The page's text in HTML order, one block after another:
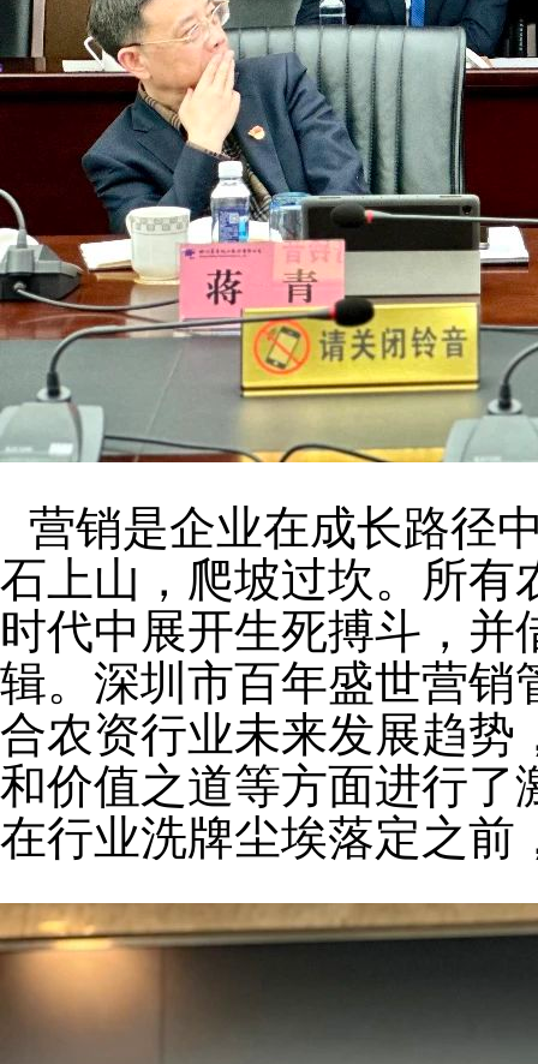
营销是企业在成长路径
石上山，爬坡过坎。所有
时代中展开生死搏斗，
辑。深圳市百年盛世营销
合农资行业未来发展趋势
和价值之道等方面进行了
在行业洗牌尘埃落定之前